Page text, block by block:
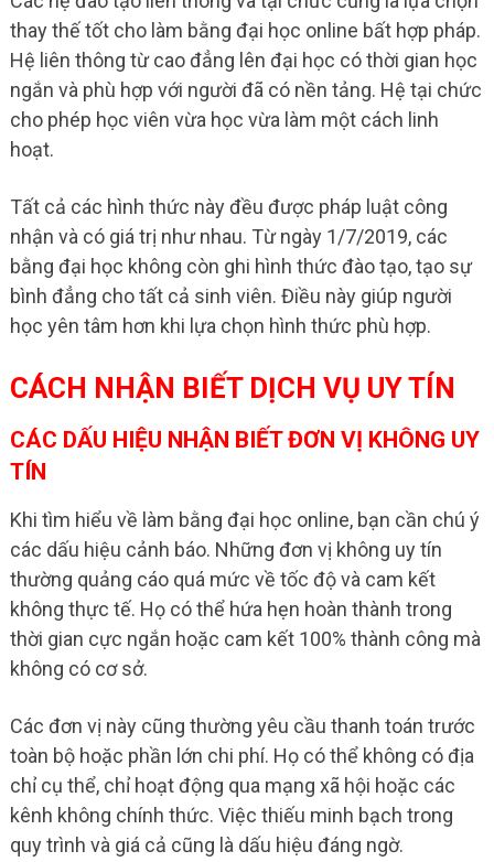
thay thế tốt cho làm bằng đại học online bất hợp pháp.
Hệ liên thông từ cao đẳng lên đại học có thời gian học
ngắn và phù hợp với người đã có nền tảng. Hệ tại chức
cho phép học viên vừa học vừa làm một cách linh
hoạt.
Tất cả các hình thức này đều được pháp luật công
nhận và có giá trị như nhau. Từ ngày 1/7/2019, các
bằng đại học không còn ghi hình thức đào tạo, tạo sự
bình đẳng cho tất cả sinh viên. Điều này giúp người
học yên tâm hơn khi lựa chọn hình thức phù hợp.
CÁCH NHẬN BIẾT DỊCH VỤ UY TÍN
CÁC DẤU HIỆU NHẬN BIẾT ĐƠN VỊ KHÔNG UY
TÍN
Khi tìm hiểu về làm bằng đại học online, bạn cần chú ý
các dấu hiệu cảnh báo. Những đơn vị không uy tín
thường quảng cáo quá mức về tốc độ và cam kết
không thực tế. Họ có thể hứa hẹn hoàn thành trong
thời gian cực ngắn hoặc cam kết 100% thành công mà
không có cơ sở.
Các đơn vị này cũng thường yêu cầu thanh toán trước
toàn bộ hoặc phần lớn chi phí. Họ có thể không có địa
chỉ cụ thể, chỉ hoạt động qua mạng xã hội hoặc các
kênh không chính thức. Việc thiếu minh bạch trong
quy trình và giá cả cũng là dấu hiệu đáng ngờ.